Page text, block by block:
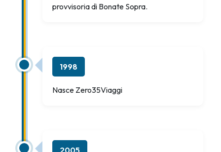
provvisoria di Bonate Sopra.
1998
Nasce Zero35Viaggi
2005